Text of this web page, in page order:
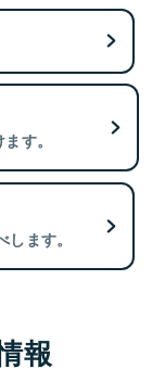
す。
ます。
報